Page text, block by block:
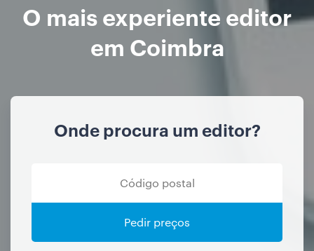
O mais experiente editor
em Coimbra
Onde procura um editor?
Pedir preços